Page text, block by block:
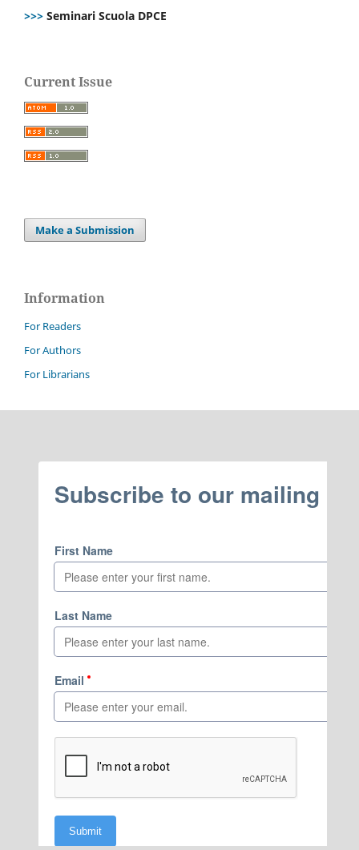
>>> Seminari Scuola DPCE
Current Issue
Make a Submission
Information
For Readers
For Authors
For Librarians